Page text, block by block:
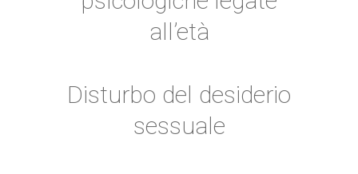
all’età
Disturbo del desiderio
sessuale